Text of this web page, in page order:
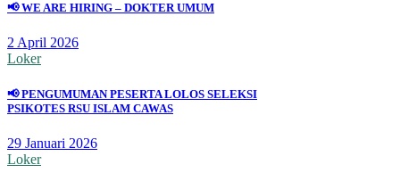
📢 WE ARE HIRING – DOKTER UMUM
2 April 2026
Loker
📢 PENGUMUMAN PESERTA LOLOS SELEKSI
PSIKOTES RSU ISLAM CAWAS
29 Januari 2026
Loker